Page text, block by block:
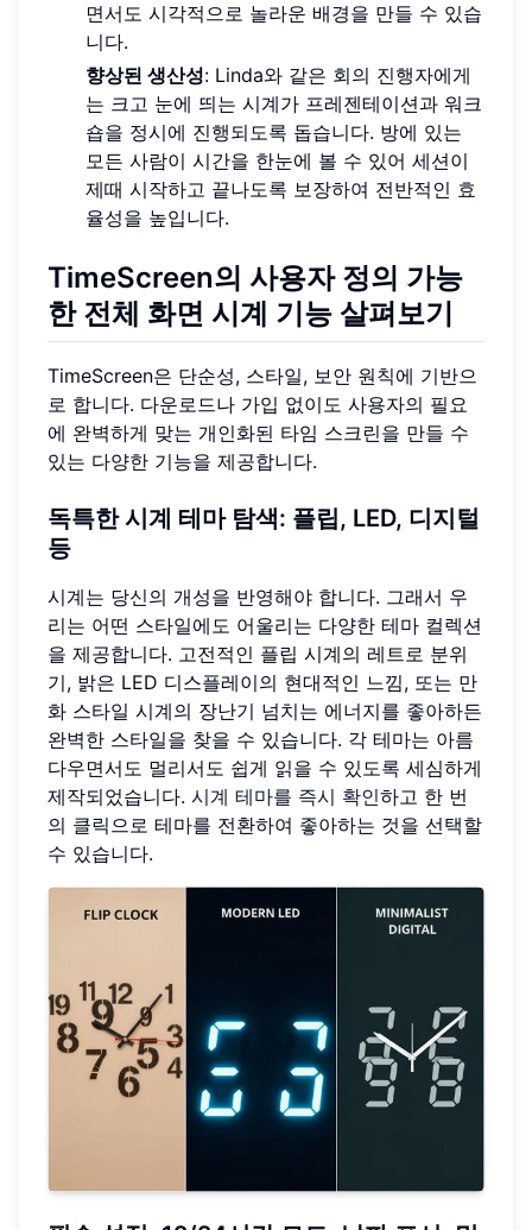
면서도 시각적으로 놀라운 배경을 만들 수 있습
니다.
향상된 생산성: Linda와 같은 회의 진행자에게
는 크고 눈에 띄는 시계가 프레젠테이션과 워크
숍을 정시에 진행되도록 돕습니다. 방에 있는
모든 사람이 시간을 한눈에 볼 수 있어 세션이
제때 시작하고 끝나도록 보장하여 전반적인 효
율성을 높입니다.
TimeScreen의 사용자 정의 가능
한 전체 화면 시계 기능 살펴보기
TimeScreen은 단순성, 스타일, 보안 원칙에 기반으
로 합니다. 다운로드나 가입 없이도 사용자의 필요
에 완벽하게 맞는 개인화된 타임 스크린을 만들 수
있는 다양한 기능을 제공합니다.
독특한시계 테마탐색: 플립, LED, 디지털
등
시계는 당신의 개성을 반영해야 합니다. 그래서 우
리는 어떤 스타일에도 어울리는 다양한 테마 컬렉션
을 제공합니다. 고전적인 플립 시계의 레트로 분위
기, 밝은 LED 디스플레이의 현대적인 느낌, 또는 만
화 스타일 시계의 장난기 넘치는 에너지를 좋아하든
완벽한 스타일을 찾을 수 있습니다. 각 테마는 아름
다우면서도 멀리서도 쉽게 읽을 수 있도록 세심하게
제작되었습니다. 시계 테마를 즉시 확인하고 한 번
의 클릭으로 테마를 전환하여 좋아하는 것을 선택할
수 있습니다.